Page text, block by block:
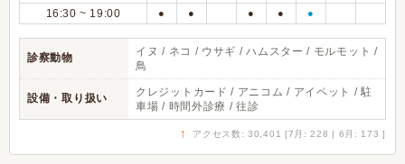
16:30 ~ 19:00 ● ● ● ● ●
診察動物
イヌ / ネコ / ウサギ / ハムスター / モルモット /
鳥
設備・取り扱い
クレジットカード / アニコム / アイペット / 駐
車場 / 時間外診療 / 往診
↑ アクセス数: 30,401 [7月: 228 | 6月: 173 ]